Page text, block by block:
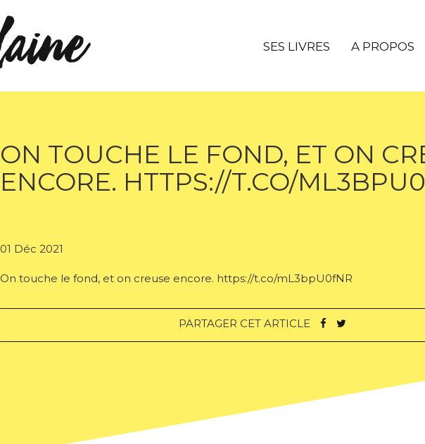
SES LIVRES A PROPOS
ON TOUCHE LE FOND, ET ON
ENCORE. HTTPS://T.CO/
01 Déc 2021
On touche le fond, et on creuse encore. https://t.co/mL3bpU0fNR
PARTAGER CET ARTICLE